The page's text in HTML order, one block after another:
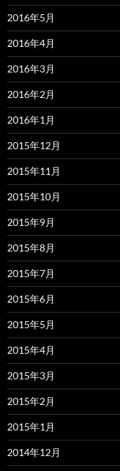
2016年5月
2016年4月
2016年3月
2016年2月
2016年1月
2015年12月
2015年11月
2015年10月
2015年9月
2015年8月
2015年7月
2015年6月
2015年5月
2015年4月
2015年3月
2015年2月
2015年1月
2014年12月